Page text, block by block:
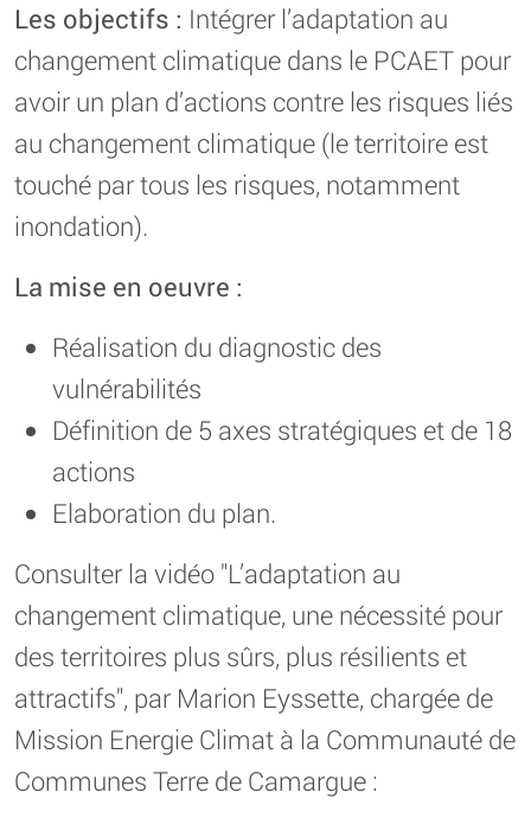
Les objectifs : Intégrer l’adaptation au
changement climatique dans le PCAET pour
avoir un plan d’actions contre les risques liés
au changement climatique (le territoire est
touché par tous les risques, notamment
inondation).
La mise en oeuvre :
Réalisation du diagnostic des
vulnérabilités
Définition de 5 axes stratégiques et de 18
actions
Elaboration du plan.
Consulter la vidéo "L’adaptation au
changement climatique, une nécessité pour
des territoires plus sûrs, plus résilients et
attractifs", par Marion Eyssette, chargée de
Mission Energie Climat à la Communauté de
Communes Terre de Camargue :